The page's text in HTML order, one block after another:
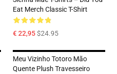
Eat Merch Classic T-Shirt
€ 22,95$24.95
Meu Vizinho Totoro Mão
Quente Plush Travesseiro